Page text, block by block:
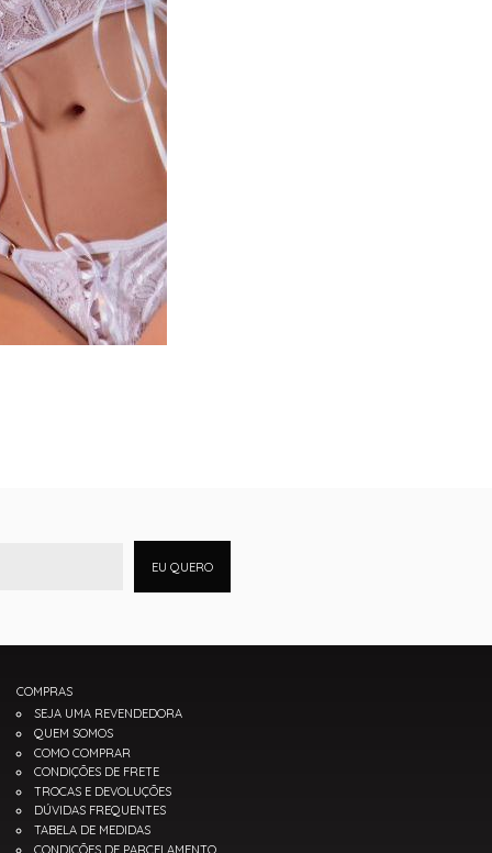
EU QUERO
COMPRAS
SEJA UMA REVENDEDORA
QUEM SOMOS
COMO COMPRAR
CONDIÇÕES DE FRETE
TROCAS E DEVOLUÇÕES
DÚVIDAS FREQUENTES
TABELA DE MEDIDAS
CONDIÇÕES DE PARCELAMENTO